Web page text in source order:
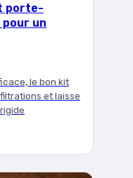
porte-
un
le bon kit
et laisse